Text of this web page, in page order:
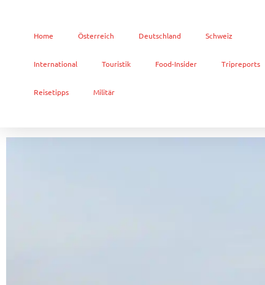
Home Österreich Deutschland Schweiz
International Touristik Food-Insider Tripreports
Reisetipps Militär